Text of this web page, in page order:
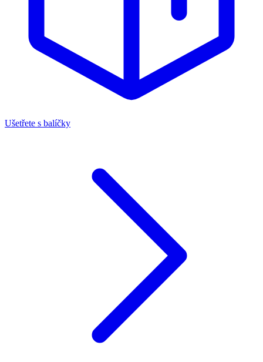
Ušetřete s balíčky